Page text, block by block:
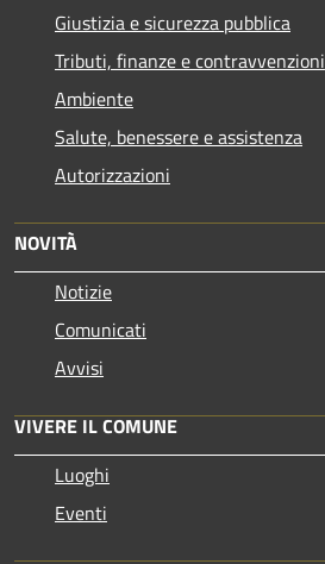
Giustizia e sicurezza pubblica
Tributi, finanze e contravvenzioni
Ambiente
Salute, benessere e assistenza
Autorizzazioni
NOVITÀ
Notizie
Comunicati
Avvisi
VIVERE IL COMUNE
Luoghi
Eventi